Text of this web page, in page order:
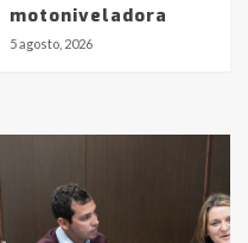
motoniveladora
5 agosto, 2026